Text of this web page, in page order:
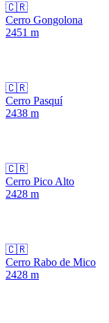
🇨🇷
Cerro Gongolona
2451 m
🇨🇷
Cerro Pasquí
2438 m
🇨🇷
Cerro Pico Alto
2428 m
🇨🇷
Cerro Rabo de Mico
2428 m